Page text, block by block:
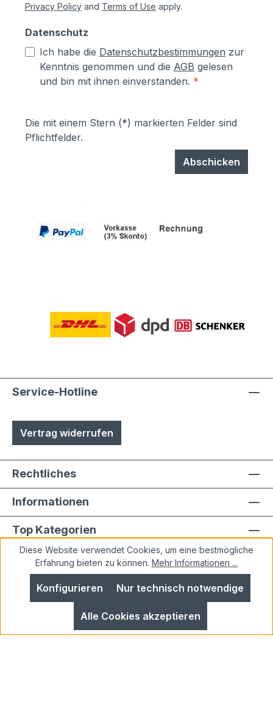
Privacy Policy and Terms of Use apply.
Datenschutz
Ich habe die Datenschutzbestimmungen zur
Kenntnis genommen und die AGB gelesen
und bin mit ihnen einverstanden. *
Die mit einem Stern (*) markierten Felder sind
Pflichtfelder.
Abschicken
Service-Hotline
Vertrag widerrufen
Rechtliches
Informationen
Top Kategorien
Alle Preise inkl. gesetzl. Mehrwertsteuer zzgl.
Versandkostenund ggf. Nachnahmegebühren, wenn
nicht anders angegeben.
Diese Website verwendet Cookies, um eine bestmögliche
Erfahrung bieten zu können. Mehr Informationen ...
Nur technisch notwendige
Konfigurieren
Alle Cookies akzeptieren